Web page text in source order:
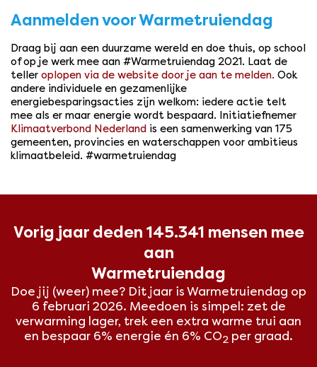
Aanmelden voor Warmetruiendag
Draag bij aan een duurzame wereld en doe thuis, op school
of op je werk mee aan #Warmetruiendag 2021. Laat de
teller oplopen via de website door je aan te melden. Ook
andere individuele en gezamenlijke
energiebesparingsacties zijn welkom: iedere actie telt
mee als er maar energie wordt bespaard. Initiatiefnemer
Klimaatverbond Nederland is een samenwerking van 175
gemeenten, provincies en waterschappen voor ambitieus
klimaatbeleid. #warmetruiendag
Vorig jaar deden 145.341 mensen mee
aan
Warmetruiendag
Doe jij (weer) mee? Dit jaar is Warmetruiendag op
6 februari 2026. Meedoen is simpel: zet de
verwarming lager, trek een extra warme trui aan
en bespaar 6% energie én 6% CO2 per graad.